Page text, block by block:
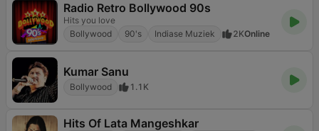
Radio Retro Bollywood 90s
Hits you love
Bollywood
90's Indiase Muziek 2KOnline
Kumar Sanu
Bollywood 1.1K
Hits Of Lata Mangeshkar